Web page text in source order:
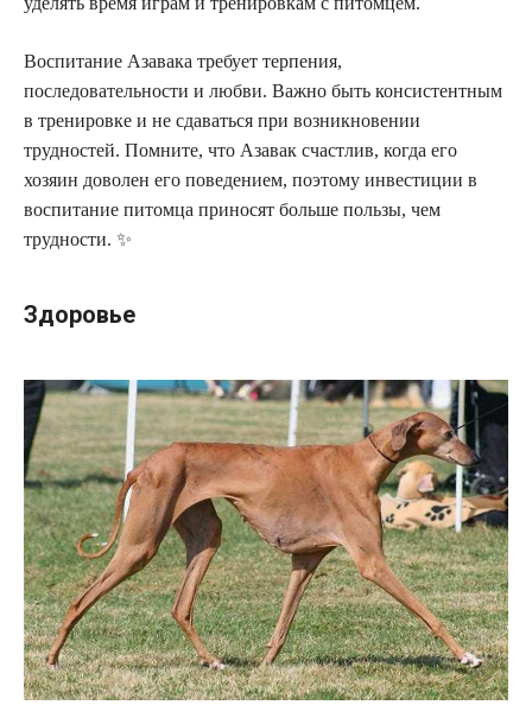
Воспитание Азавака требует терпения,
последовательности и любви. Важно быть консистентным
в тренировке и не сдаваться при возникновении
трудностей. Помните, что Азавак счастлив, когда его
хозяин доволен его поведением, поэтому инвестиции в
воспитание питомца приносят больше пользы, чем
трудности. ✨
Здоровье